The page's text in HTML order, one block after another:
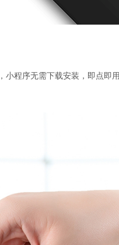
程序无需下载安装，即点即